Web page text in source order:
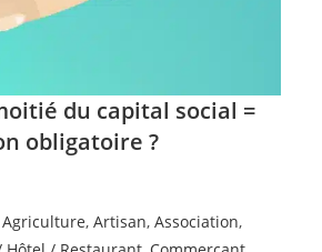
du capital social =
obligatoire ?
Agriculture,Artisan,Association,